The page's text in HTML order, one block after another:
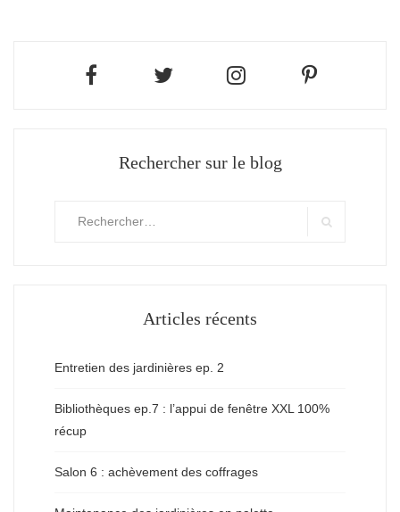
Rechercher sur le blog
Articles récents
Entretien des jardinières ep. 2
Bibliothèques ep.7 : l’appui de fenêtre XXL 100%
récup
Salon 6 : achèvement des coffrages